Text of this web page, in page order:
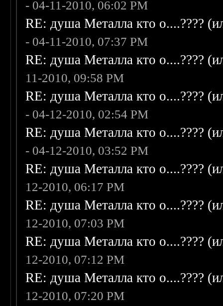
- 04-11-2010, 06:02 PM
RE: душа Металла кто о....????
- 04-11-2010, 07:37 PM
RE: душа Металла кто о....????
11-2010, 09:58 PM
RE: душа Металла кто о....????
- 04-12-2010, 02:54 PM
RE: душа Металла кто о....????
- 04-12-2010, 03:52 PM
RE: душа Металла кто о....????
12-2010, 06:17 PM
RE: душа Металла кто о....????
12-2010, 07:03 PM
RE: душа Металла кто о....????
12-2010, 07:12 PM
RE: душа Металла кто о....????
12-2010, 07:20 PM